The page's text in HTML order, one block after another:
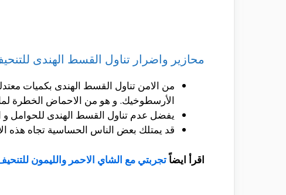
محازير واضرار تناول القسط الهندى
من الامن تناول القسط الهندى بكميات
الأرسطوخيك. و هو من الاحماض الخطرة
يفضل عدم تناول القسط الهندى للحوامل و
قد يمتلك بعض الناس الحساسية تجاه هذه
اقرأ ايضاًتجربتي مع الشاي الاحمر والليمون